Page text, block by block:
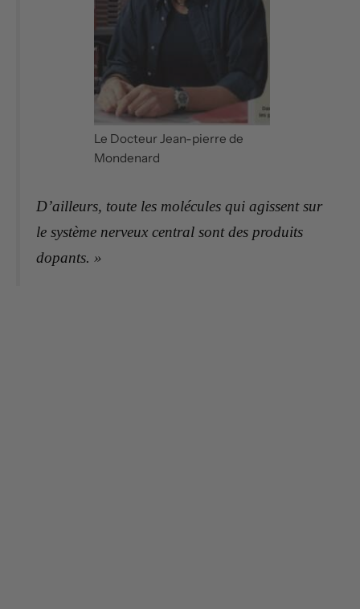
Le Docteur Jean-pierre de
Mondenard
D’ailleurs, toute les molécules qui agissent sur
le système nerveux central sont des produits
dopants. »